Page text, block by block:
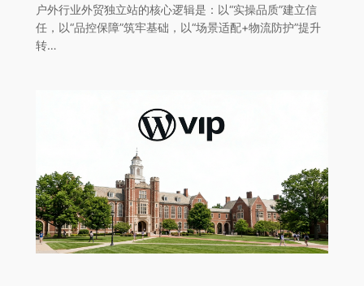
户外行业外贸独立站的核心逻辑是：以“实操品质”建立信
任，以“品控保障”筑牢基础，以“场景适配+物流防护”提升
转…